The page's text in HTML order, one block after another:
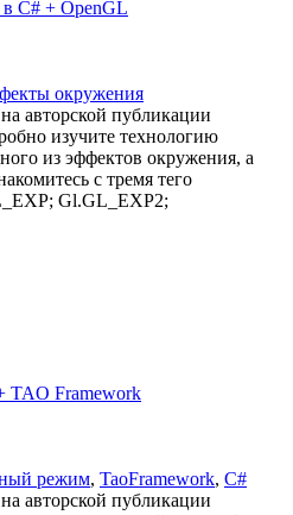
C# + OpenGL
окружения
авторской публикации
изучите технологию
из эффектов окружения, а
с тремя тего
Gl.GL_EXP2;
TAO Framework
режим, TaoFramework, C#
авторской публикации